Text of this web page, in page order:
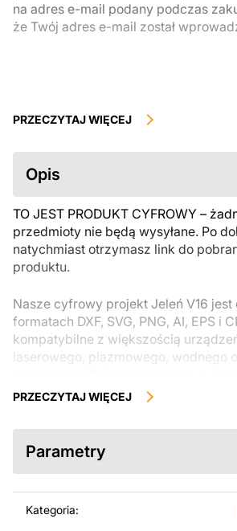
na adres e-mail podany podczas
że Twój adres e-mail został
podlegają zwrotowi ani wymianie po ich
przed zakupem. Jeśli masz jakiekolwiek
skontaktuj się bezpośrednio ze sprzedawcą.
PRZECZYTAJ WIĘCEJ
Opis
TO JEST PRODUKT CYFROWY –
przedmioty nie będą wysyłane. Po
natychmiast otrzymasz link do
produktu.
Nasze cyfrowy projekt Jeleń V16 jest
formatach DXF, SVG, PNG, AI, EPS i
kompatybilne z większością
laserowego, plazmowego, wodnego
modyfikować za pomocą programów
SolidWorks lub innych narzędzi do
Korzystając z tych plików możesz
zaprojektowane z myślą o
PRZECZYTAJ WIĘCEJ
Parametry
Kategoria: